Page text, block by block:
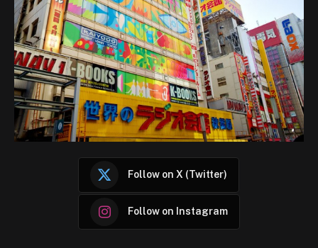
Follow on X (Twitter)
Follow on Instagram